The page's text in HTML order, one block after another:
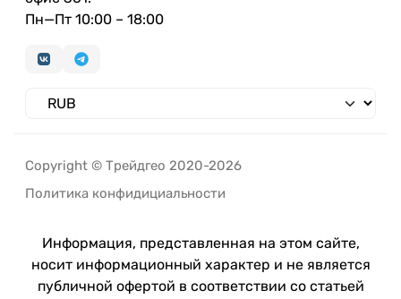
Пн—Пт 10:00 – 18:00
Copyright © Трейдгео 2020-2026
Политика конфидициальности
Информация, представленная на этом сайте,
носит информационный характер и не является
публичной офертой в соответствии со статьей